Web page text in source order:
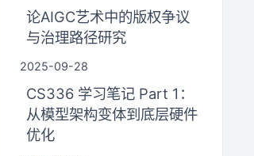
论AIGC艺术中的版权争议
与治理路径研究
2025-09-28
CS336 学习笔记 Part 1：
从模型架构变体到底层硬件
优化